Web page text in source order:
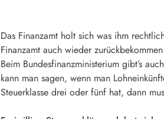
Das Finanzamt holt sich was ihm
Finanzamt auch wieder
Beim Bundesfinanzministerium gibt’s
kann man sagen, wenn man
Steuerklasse drei oder fünf hat, dann